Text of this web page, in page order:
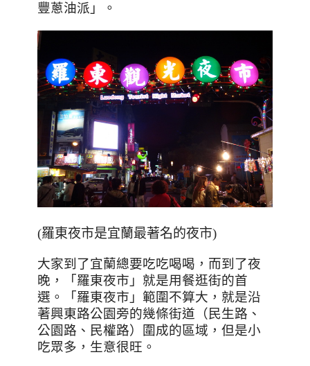
豐蔥油派」。
(羅東夜市是宜蘭最著名的夜市)
大家到了宜蘭總要吃吃喝喝，而到了夜
晚，「羅東夜市」就是用餐逛街的首
選。「羅東夜市」範圍不算大，就是沿
著興東路公園旁的幾條街道（民生路、
公園路、民權路）圍成的區域，但是小
吃眾多，生意很旺。